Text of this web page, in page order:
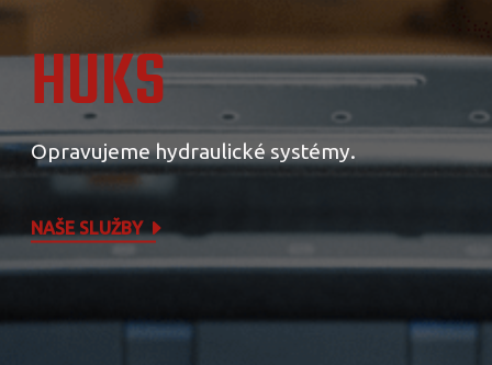
HUKS
Opravujeme hydraulické systémy.
NAŠE SLUŽBY